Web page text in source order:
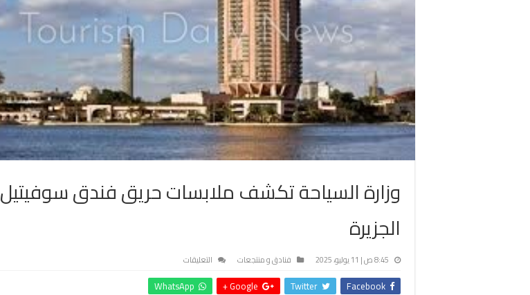
وزارة السياحة تكشف ملابسات حريق فندق سوفيتيل
الجزيرة
8:45 ص | 11 يوليو، 2025 فنادق و منتجعات التعليقات
السياحة
Facebook
Twitter
Google +
WhatsApp